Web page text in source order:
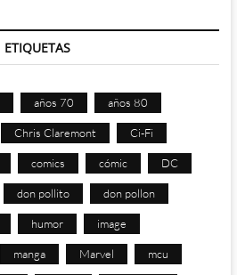
ETIQUETAS
años 70 años 80
Chris Claremont Ci-Fi
comics cómic DC
don pollito don pollon
humor image
manga Marvel mcu